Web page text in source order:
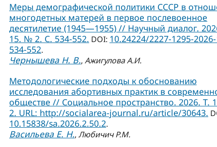
Меры демографической политики СССР в
многодетных матерей в первое послевоенное
десятилетие (1945—1955) // Научный диалог.
15. № 2. С. 534-552. DOI: 10.24224/2227-1295-
534-552.
Чернышева Н. В., Ажигулова А.И.
Методологические подходы к обоснованию
исследования абортивных практик в
обществе // Социальное пространство. 2026. Т.
2. URL: http://socialarea-journal.ru/article/30643.
10.15838/sa.2026.2.50.2.
Васильева Е. Н., Любичич Р.М.